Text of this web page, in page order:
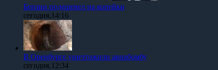
Бензин подешевел на копейки
сегодня,14:16
В Оренбурге уничтожили авиабомбу
сегодня,12:34